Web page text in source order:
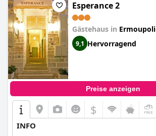
Esperance 2
Gästehaus in Ermoupoli
9,1 Hervorragend
Preise anzeigen
$
INFO